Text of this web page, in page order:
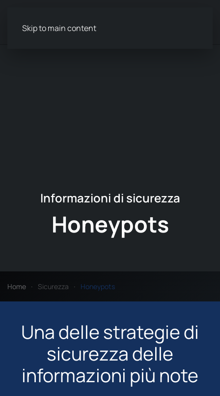
Skip to main content
Informazioni di sicurezza
Honeypots
Home Sicurezza Honeypots
Una delle strategie di
sicurezza delle
informazioni più note